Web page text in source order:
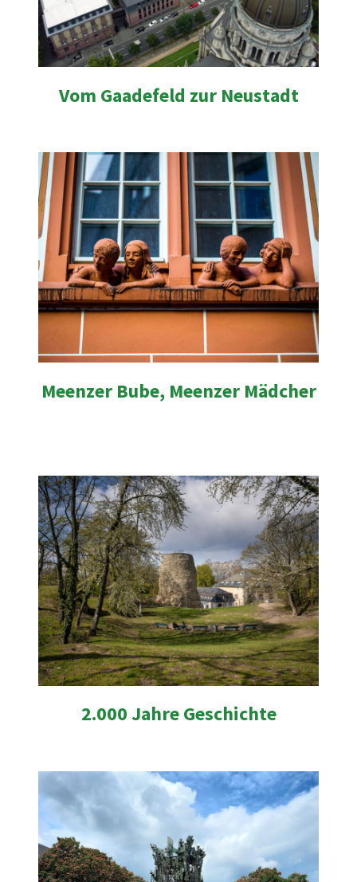
Vom Gaadefeld zur Neustadt
Meenzer Bube, Meenzer Mädcher
2.000 Jahre Geschichte